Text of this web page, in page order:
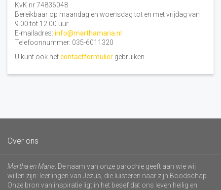
KvK nr 74836048
Bereikbaar op maandag en woensdag tot en met vrijdag van
9.00 tot 12.00 uur.
E-mailadres: info@marthamaria.nl
Telefoonnummer: 035-6011320
U kunt ook hetcontactformulier gebruiken.
Over ons
Martha en Maria . De naam van onze parochie geeft aan wie wij
willen zijn: leerlingen van Jezus, die luisteren naar zijn Boodschap.
Onze bron van inspiratie ligt in het besef dat ons leven heilig en